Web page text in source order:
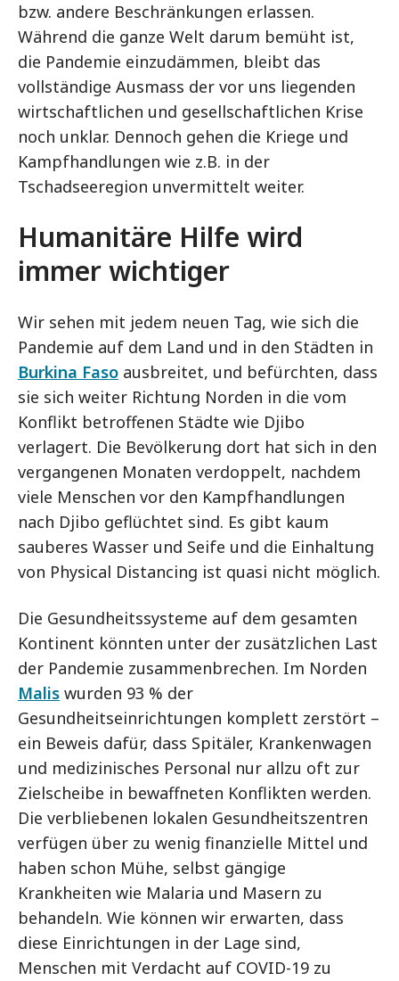
bzw. andere Beschränkungen erlassen.
Während die ganze Welt darum bemüht ist,
die Pandemie einzudämmen, bleibt das
vollständige Ausmass der vor uns liegenden
wirtschaftlichen und gesellschaftlichen Krise
noch unklar. Dennoch gehen die Kriege und
Kampfhandlungen wie z.B. in der
Tschadseeregion unvermittelt weiter.
Humanitäre Hilfe wird
immer wichtiger
Wir sehen mit jedem neuen Tag, wie sich die
Pandemie auf dem Land und in den Städten in
Burkina Faso ausbreitet, und befürchten, dass
sie sich weiter Richtung Norden in die vom
Konflikt betroffenen Städte wie Djibo
verlagert. Die Bevölkerung dort hat sich in den
vergangenen Monaten verdoppelt, nachdem
viele Menschen vor den Kampfhandlungen
nach Djibo geflüchtet sind. Es gibt kaum
sauberes Wasser und Seife und die Einhaltung
von Physical Distancing ist quasi nicht möglich.
Die Gesundheitssysteme auf dem gesamten
Kontinent könnten unter der zusätzlichen Last
der Pandemie zusammenbrechen. Im Norden
Malis wurden 93 % der
Gesundheitseinrichtungen komplett zerstört –
ein Beweis dafür, dass Spitäler, Krankenwagen
und medizinisches Personal nur allzu oft zur
Zielscheibe in bewaffneten Konflikten werden.
Die verbliebenen lokalen Gesundheitszentren
verfügen über zu wenig finanzielle Mittel und
haben schon Mühe, selbst gängige
Krankheiten wie Malaria und Masern zu
behandeln. Wie können wir erwarten, dass
diese Einrichtungen in der Lage sind,
Menschen mit Verdacht auf COVID-19 zu